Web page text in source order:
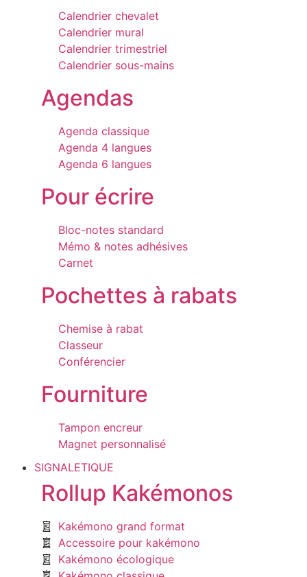
Calendrier chevalet
Calendrier mural
Calendrier trimestriel
Calendrier sous-mains
Agendas
Agenda classique
Agenda 4 langues
Agenda 6 langues
Pour écrire
Bloc-notes standard
Mémo & notes adhésives
Carnet
Pochettes à rabats
Chemise à rabat
Classeur
Conférencier
Fourniture
Tampon encreur
Magnet personnalisé
SIGNALETIQUE
Rollup Kakémonos
Kakémono grand format
Accessoire pour kakémono
Kakémono écologique